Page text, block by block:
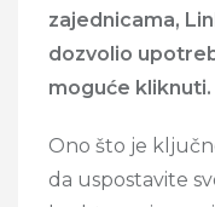
zajednicama,
dozvolio
moguće kliknuti.
Ono što je
da uspostavite